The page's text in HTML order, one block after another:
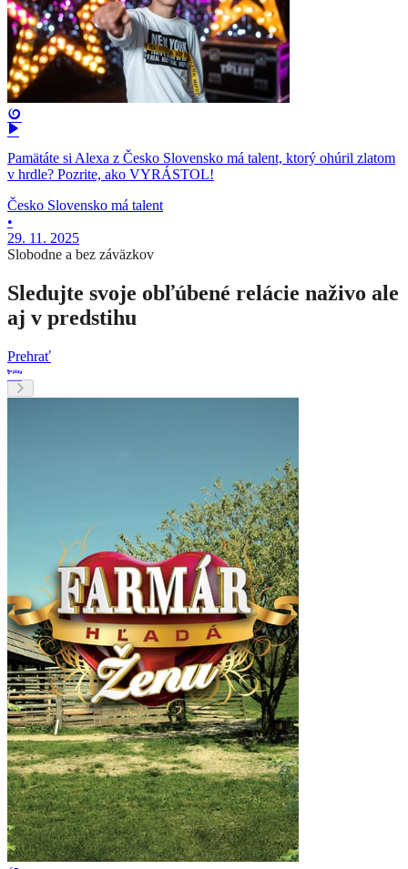
Pamätáte si Alexa z Česko Slovensko má talent, ktorý ohúril zlatom
v hrdle? Pozrite, ako VYRÁSTOL!
Česko Slovensko má talent
•
29. 11. 2025
Slobodne a bez záväzkov
Sledujte svoje obľúbené relácie naživo ale
aj v predstihu
Prehrať